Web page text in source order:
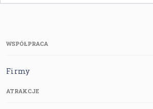
WSPÓŁPRACA
Firmy
ATRAKCJE